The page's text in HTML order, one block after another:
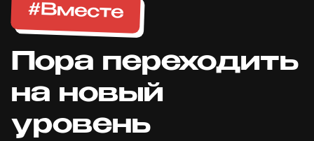
Пора переходить
#Вместе
на новый
уровень